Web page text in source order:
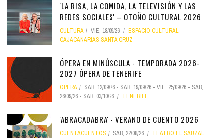
'LA RISA, LA COMIDA, LA TELEVISIÓN Y LAS
REDES SOCIALES' – OTOÑO CULTURAL 2026
CULTURA VIE, 18/09/26
ESPACIO CULTURAL
CAJACANARIAS SANTA CRUZ
ÓPERA EN MINÚSCULA - TEMPORADA 2026-
2027 ÓPERA DE TENERIFE
ÓPERA SÁB, 12/09/26 - SÁB, 19/09/26 - VIE, 25/09/26 - SÁB,
26/09/26 - SÁB, 03/10/26 TENERIFE
'ABRACADABRA' - VERANO DE CUENTO 2026
CUENTACUENTOS SÁB, 22/08/26 TEATRO EL SAUZAL